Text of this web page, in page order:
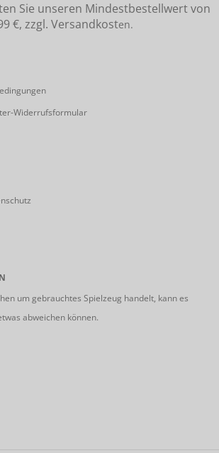
unseren Mindestbestellwert von
€, zzgl. Versandkosten.
Widerrufsformular
um gebrauchtes Spielzeug handelt, kann es
abweichen können.